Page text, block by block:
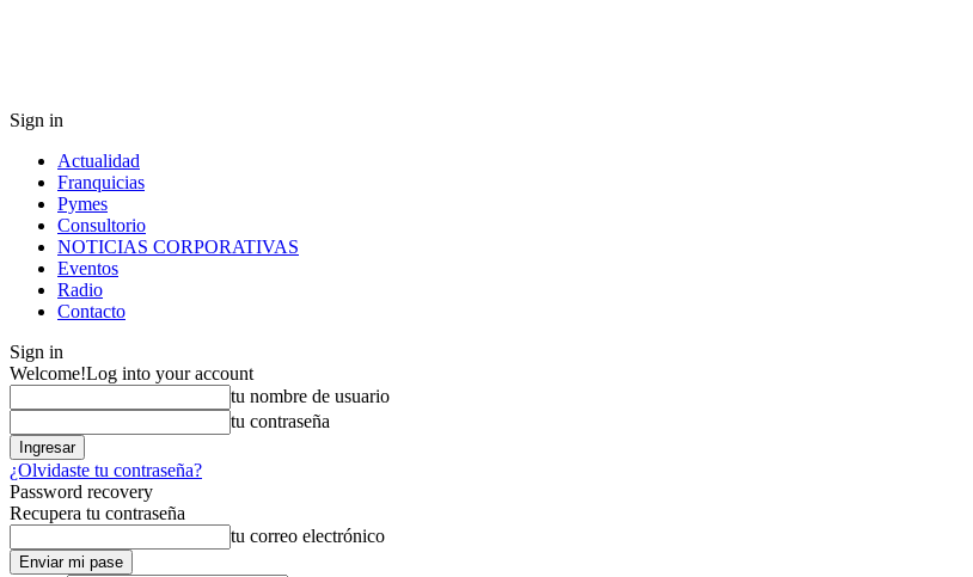
Sign in
Actualidad
Franquicias
Pymes
Consultorio
NOTICIAS CORPORATIVAS
Eventos
Radio
Contacto
Sign in
Welcome!Log into your account
tu nombre de usuario
tu contraseña
¿Olvidaste tu contraseña?
Password recovery
Recupera tu contraseña
tu correo electrónico